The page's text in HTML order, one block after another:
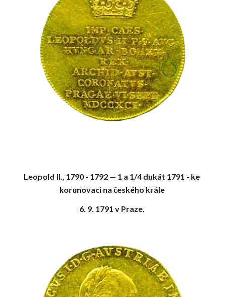
Leopold II., 1790 - 1792 — 1 a 1/4 dukát 1791 - ke
korunovaci na českého krále
6. 9. 1791 v Praze.